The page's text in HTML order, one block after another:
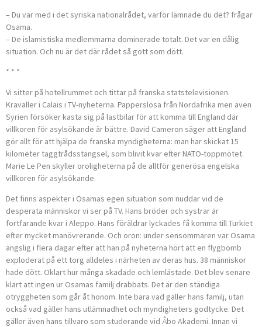
– Du var med i det syriska nationalrådet, varför lämnade du det? frågar
Osama.
– De islamistiska medlemmarna dominerade totalt. Det var en dålig
situation. Och nu är det där rådet så gott som dött.
* * *
Vi sitter på hotellrummet och tittar på franska statstelevisionen.
Kravaller i Calais i TV-nyheterna. Papperslösa från Nordafrika men även
Syrien försöker kasta sig på lastbilar för att komma till England där
villkoren för asylsökande är bättre. David Cameron säger att England
gör allt för att hjälpa de franska myndigheterna: man har skickat 15
kilometer taggtrådsstängsel, som blivit kvar efter NATO-toppmötet.
Marie Le Pen skyller oroligheterna på de alltför generösa engelska
villkoren för asylsökande.
Det finns aspekter i Osamas egen situation som nuddar vid de
desperata människor vi ser på TV. Hans bröder och systrar är
fortfarande kvar i Aleppo. Hans föräldrar lyckades få komma till Turkiet
efter mycket manövrerande. Och oron: under sensommaren var Osama
ängslig i flera dagar efter att han på nyheterna hört att en flygbomb
exploderat på ett torg alldeles i närheten av deras hus. 38 människor
hade dött. Oklart hur många skadade och lemlästade. Det blev senare
klart att ingen ur Osamas familj drabbats. Det är den ständiga
otryggheten som går åt honom. Inte bara vad gäller hans familj, utan
också vad gäller hans utlämnadhet och myndigheters godtycke. Det
gäller även hans tillvaro som studerande vid Åbo Akademi. Innan vi